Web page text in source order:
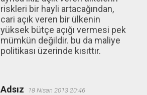
riskleri bir hayli artacağından,
cari açık veren bir ülkenin
yüksek bütçe açığı vermesi pek
mümkün değildir. bu da maliye
politikası üzerinde kısıttır.
Adsız 18 Nisan 2013 20:46